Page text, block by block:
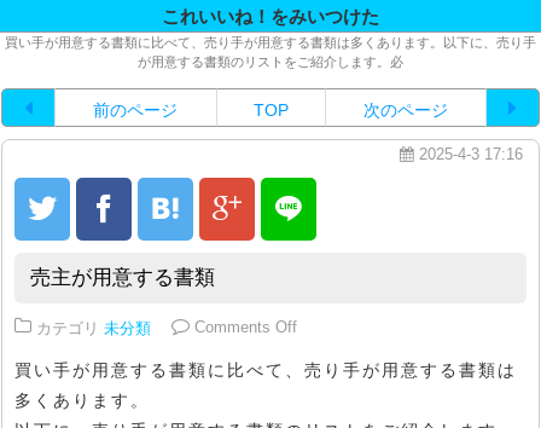
これいいね！をみいつけた
買い手が用意する書類に比べて、売り手が用意する書類は多くあります。以下に、売り手
が用意する書類のリストをご紹介します。必
前のページ TOP 次のページ
2025-4-3 17:16
売主が用意する書類
カテゴリ 未分類 Comments Offon 売主が用意する書類
買い手が用意する書類に比べて、売り手が用意する書類は
多くあります。